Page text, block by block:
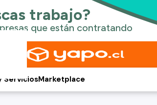
ServiciosMarketplace